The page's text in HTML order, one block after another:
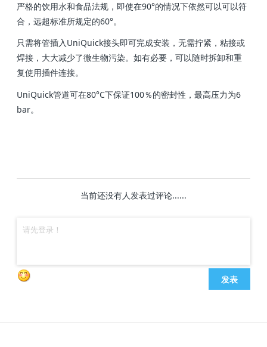
严格的饮用水和食品法规，即使在90°的情况下依然可以可以符
合，远超标准所规定的60°。
只需将管插入UniQuick接头即可完成安装，无需拧紧，粘接或
焊接，大大减少了微生物污染。如有必要，可以随时拆卸和重
复使用插件连接。
UniQuick管道可在80°C下保证100％的密封性，最高压力为6
bar。
当前还没有人发表过评论......
发表